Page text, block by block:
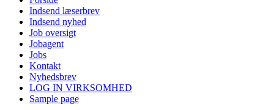
Indsend læserbrev
Indsend nyhed
Job oversigt
Jobagent
Jobs
Kontakt
Nyhedsbrev
LOG IN VIRKSOMHED
Sample page